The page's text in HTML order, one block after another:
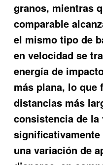
granos, mientras
comparable
el mismo tipo de
en velocidad se
energía de
más plana, lo
distancias más
consistencia de la
significativamente
una variación de